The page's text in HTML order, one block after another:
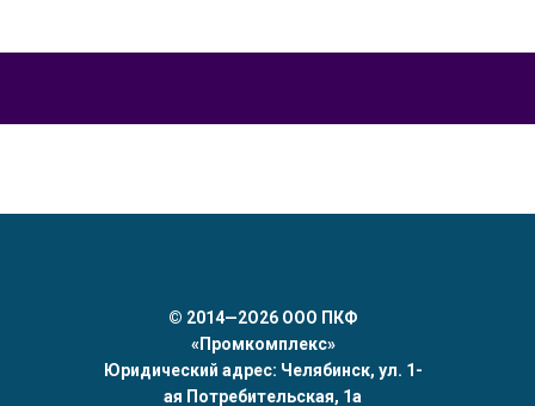
© 2014—2О26 ООО ПКФ
«Промкомплекс»
Юридический адрес: Челябинск, ул. 1-
ая Потребительская, 1а